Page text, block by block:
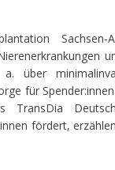
über
für
TransDia
fördert,